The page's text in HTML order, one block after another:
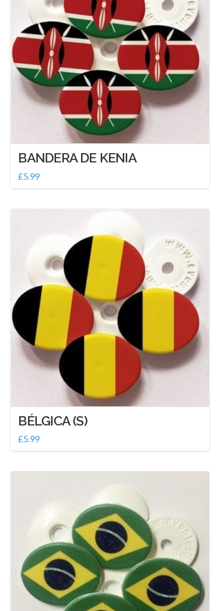
BANDERA DE KENIA
£5.99
BÉLGICA (S)
£5.99